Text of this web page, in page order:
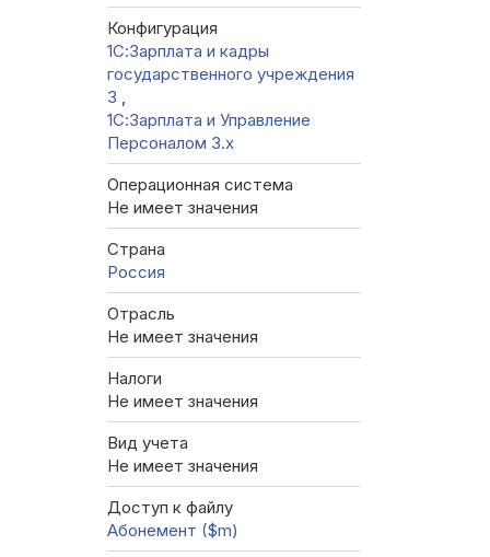
Конфигурация
1С:Зарплата и кадры
государственного учреждения
3 ,
1С:Зарплата и Управление
Персоналом 3.x
Операционная система
Не имеет значения
Страна
Россия
Отрасль
Не имеет значения
Налоги
Не имеет значения
Вид учета
Не имеет значения
Доступ к файлу
Абонемент ($m)